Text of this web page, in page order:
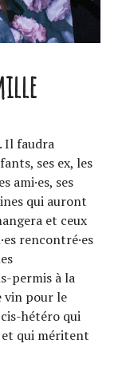
Il faudra
ses ex, les
ami·es, ses
qui auront
et ceux
rencontré·es
permis à la
vin pour le
hétéro qui
qui méritent